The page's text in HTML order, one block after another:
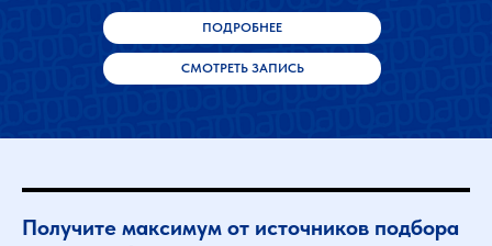
ПОДРОБНЕЕ
СМОТРЕТЬ ЗАПИСЬ
Получите максимум от источников подбора